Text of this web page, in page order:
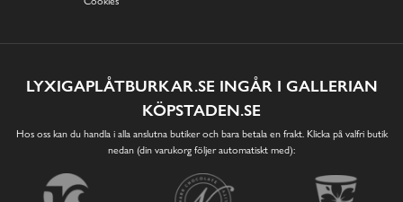
LYXIGAPLÅTBURKAR.SE INGÅR I GALLERIAN
KÖPSTADEN.SE
Hos oss kan du handla i alla anslutna butiker och bara betala en frakt. Klicka på valfri butik
nedan (din varukorg följer automatiskt med):